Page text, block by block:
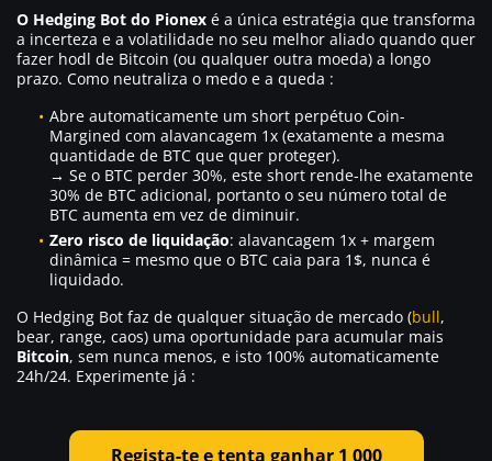
O Hedging Bot do Pionex é a única estratégia que transforma
a incerteza e a volatilidade no seu melhor aliado quando quer
fazer hodl de Bitcoin (ou qualquer outra moeda) a longo
prazo. Como neutraliza o medo e a queda :
Abre automaticamente um short perpétuo Coin-
Margined com alavancagem 1x (exatamente a mesma
quantidade de BTC que quer proteger).
→ Se o BTC perder 30%, este short rende-lhe exatamente
30% de BTC adicional, portanto o seu número total de
BTC aumenta em vez de diminuir.
Zero risco de liquidação: alavancagem 1x + margem
dinâmica = mesmo que o BTC caia para 1$, nunca é
liquidado.
O Hedging Bot faz de qualquer situação de mercado (bull,
bear, range, caos) uma oportunidade para acumular mais
Bitcoin, sem nunca menos, e isto 100% automaticamente
24h/24. Experimente já :
Regista-te e tenta ganhar 1 000